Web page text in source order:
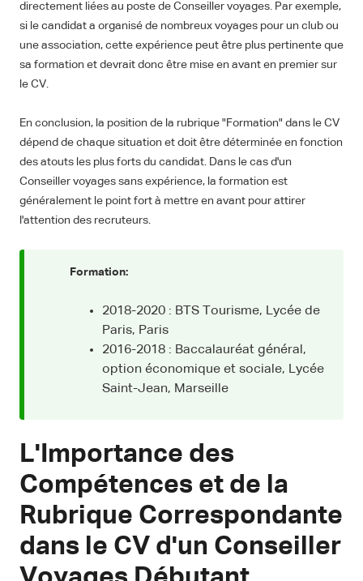
directement liées au poste de Conseiller voyages. Par exemple,
si le candidat a organisé de nombreux voyages pour un club ou
une association, cette expérience peut être plus pertinente que
sa formation et devrait donc être mise en avant en premier sur
le CV.
En conclusion, la position de la rubrique "Formation" dans le CV
dépend de chaque situation et doit être déterminée en fonction
des atouts les plus forts du candidat. Dans le cas d'un
Conseiller voyages sans expérience, la formation est
généralement le point fort à mettre en avant pour attirer
l'attention des recruteurs.
Formation:
2018-2020 : BTS Tourisme, Lycée de
Paris, Paris
2016-2018 : Baccalauréat général,
option économique et sociale, Lycée
Saint-Jean, Marseille
L'Importance des
Compétences et de la
Rubrique Correspondante
dans le CV d'un Conseiller